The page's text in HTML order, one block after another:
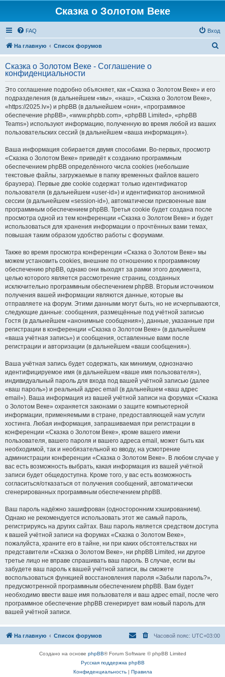
Сказка о Золотом Веке
FAQ Вход
На главную Список форумов
с
Сказка о Золотом Веке - Соглашение о
конфиденциальности
Это соглашение подробно объясняет, как «Сказка о Золотом Веке» и его
подразделения (в дальнейшем «мы», «наш», «Сказка о Золотом Веке»,
«https://2025.lv») и phpBB (в дальнейшем «они», «программное
обеспечение phpBB», «www.phpbb.com», «phpBB Limited», «phpBB
Teams») используют информацию, полученную во время любой из ваших
пользовательских сессий (в дальнейшем «ваша информация»).
Ваша информация собирается двумя способами. Во-первых, просмотр
«Сказка о Золотом Веке» приведёт к созданию программным
обеспечением phpBB определённого числа cookies (небольшие
текстовые файлы, загружаемые в папку временных файлов вашего
браузера). Первые две cookie содержат только идентификатор
пользователя (в дальнейшем «user-id») и идентификатор анонимной
сессии (в дальнейшем «session-id»), автоматически присвоенные вам
программным обеспечением phpBB. Третья cookie будет создана после
просмотра одной из тем конференции «Сказка о Золотом Веке» и будет
использоваться для хранения информации о прочтённых вами темах,
повышая таким образом удобство работы с форумами.
Также во время просмотра конференции «Сказка о Золотом Веке» мы
можем установить cookies, внешние по отношению к программному
обеспечению phpBB, однако они выходят за рамки этого документа,
целью которого является рассмотрение страниц, созданных
исключительно программным обеспечением phpBB. Вторым источником
получения вашей информации являются данные, которые вы
отправляете на форум. Этими данными могут быть, но не исчерпываются,
следующие данные: сообщения, размещённые под учётной записью
Гостя (в дальнейшем «анонимные сообщения»), данные, указанные при
регистрации в конференции «Сказка о Золотом Веке» (в дальнейшем
«ваша учётная запись») и сообщения, оставленные вами после
регистрации и авторизации (в дальнейшем «ваши сообщения»).
Ваша учётная запись будет содержать, как минимум, однозначно
идентифицируемое имя (в дальнейшем «ваше имя пользователя»),
индивидуальный пароль для входа под вашей учётной записью (далее
«ваш пароль») и реальный адрес email (в дальнейшем «ваш адрес
email»). Ваша информация из вашей учётной записи на форумах «Сказка
о Золотом Веке» охраняется законами о защите компьютерной
информации, применяемыми в стране, предоставляющей нам услуги
хостинга. Любая информация, запрашиваемая при регистрации в
конференции «Сказка о Золотом Веке», кроме вашего имени
пользователя, вашего пароля и вашего адреса email, может быть как
необходимой, так и необязательной ко вводу, на усмотрение
администрации конференции «Сказка о Золотом Веке». В любом случае у
вас есть возможность выбрать, какая информация из вашей учётной
записи будет общедоступна. Кроме того, у вас есть возможность
согласиться/отказаться от получения сообщений, автоматически
сгенерированных программным обеспечением phpBB.
Ваш пароль надёжно зашифрован (односторонним хэшированием).
Однако не рекомендуется использовать этот же самый пароль,
регистрируясь на других сайтах. Ваш пароль является средством доступа
к вашей учётной записи на форумах «Сказка о Золотом Веке»,
пожалуйста, храните его в тайне, ни при каких обстоятельствах ни
представители «Сказка о Золотом Веке», ни phpBB Limited, ни другое
третье лицо не вправе спрашивать ваш пароль. В случае, если вы
забудете ваш пароль к вашей учётной записи, вы сможете
воспользоваться функцией восстановления пароля «Забыли пароль?»,
предусмотренной программным обеспечением phpBB. Вам будет
необходимо ввести ваше имя пользователя и ваш адрес email, после чего
программное обеспечение phpBB сгенерирует вам новый пароль для
вашей учётной записи.
На главную Список форумов Часовой пояс: UTC+03:00
Создано на основе phpBB® Forum Software © phpBB Limited
Русская поддержка phpBB
Конфиденциальность| Правила